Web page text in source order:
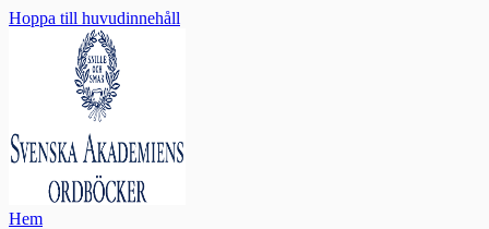
Hoppa till huvudinnehåll
Hem